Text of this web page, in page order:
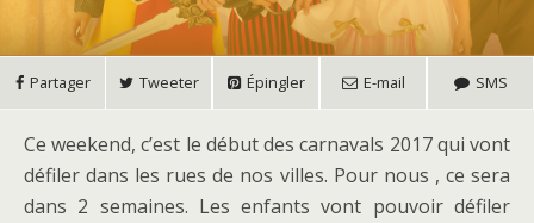
Partager Tweeter Épingler E-mail SMS
Ce weekend, c’est le début des carnavals 2017 qui vont
défiler dans les rues de nos villes. Pour nous , ce sera
dans 2 semaines. Les enfants vont pouvoir défiler